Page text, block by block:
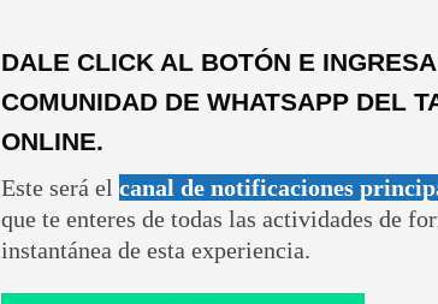
DALE CLICK AL BOTÓN E
COMUNIDAD DE WHATSAPP DEL
ONLINE.
Este será el canal de notificaciones
que te enteres de todas las actividades de
instantánea de esta experiencia.